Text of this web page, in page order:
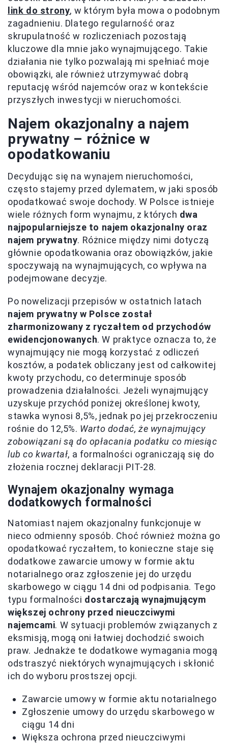
link do strony, w którym była mowa o podobnym
zagadnieniu. Dlatego regularność oraz
skrupulatność w rozliczeniach pozostają
kluczowe dla mnie jako wynajmującego. Takie
działania nie tylko pozwalają mi spełniać moje
obowiązki, ale również utrzymywać dobrą
reputację wśród najemców oraz w kontekście
przyszłych inwestycji w nieruchomości.
Najem okazjonalny a najem
prywatny – różnice w
opodatkowaniu
Decydując się na wynajem nieruchomości,
często stajemy przed dylematem, w jaki sposób
opodatkować swoje dochody. W Polsce istnieje
wiele różnych form wynajmu, z których dwa
najpopularniejsze to najem okazjonalny oraz
najem prywatny. Różnice między nimi dotyczą
głównie opodatkowania oraz obowiązków, jakie
spoczywają na wynajmujących, co wpływa na
podejmowane decyzje.
Po nowelizacji przepisów w ostatnich latach
najem prywatny w Polsce został
zharmonizowany z ryczałtem od przychodów
ewidencjonowanych. W praktyce oznacza to, że
wynajmujący nie mogą korzystać z odliczeń
kosztów, a podatek obliczany jest od całkowitej
kwoty przychodu, co determinuje sposób
prowadzenia działalności. Jeżeli wynajmujący
uzyskuje przychód poniżej określonej kwoty,
stawka wynosi 8,5%, jednak po jej przekroczeniu
rośnie do 12,5%. Warto dodać, że wynajmujący
zobowiązani są do opłacania podatku co miesiąc
lub co kwartał, a formalności ograniczają się do
złożenia rocznej deklaracji PIT-28.
Wynajem okazjonalny wymaga
dodatkowych formalności
Natomiast najem okazjonalny funkcjonuje w
nieco odmienny sposób. Choć również można go
opodatkować ryczałtem, to konieczne staje się
dodatkowe zawarcie umowy w formie aktu
notarialnego oraz zgłoszenie jej do urzędu
skarbowego w ciągu 14 dni od podpisania. Tego
typu formalności dostarczają wynajmującym
większej ochrony przed nieuczciwymi
najemcami. W sytuacji problemów związanych z
eksmisją, mogą oni łatwiej dochodzić swoich
praw. Jednakże te dodatkowe wymagania mogą
odstraszyć niektórych wynajmujących i skłonić
ich do wyboru prostszej opcji.
Zawarcie umowy w formie aktu notarialnego
Zgłoszenie umowy do urzędu skarbowego w
ciągu 14 dni
Większa ochrona przed nieuczciwymi